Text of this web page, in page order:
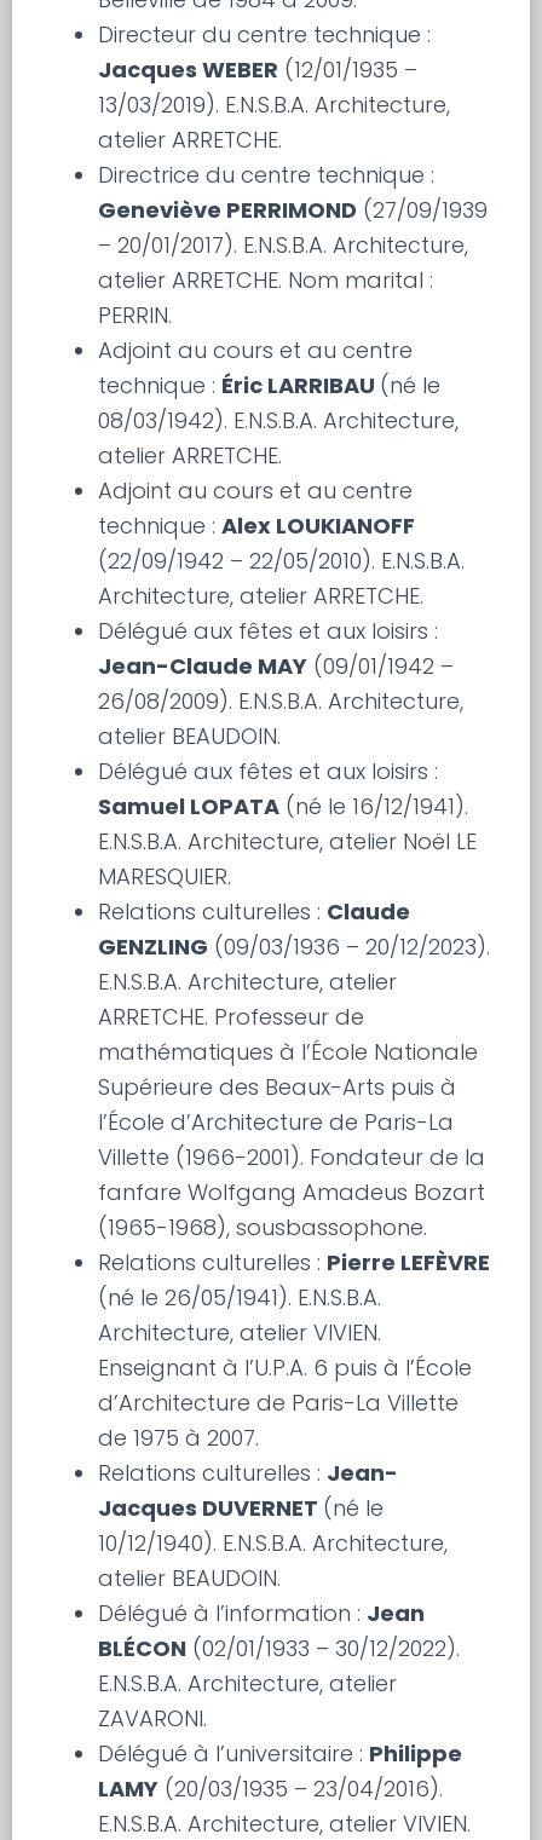
Directeur du centre technique :
Jacques WEBER (12/01/1935 –
13/03/2019). E.N.S.B.A. Architecture,
atelier ARRETCHE.
Directrice du centre technique :
Geneviève PERRIMOND (27/09/1939
– 20/01/2017). E.N.S.B.A. Architecture,
atelier ARRETCHE. Nom marital :
PERRIN.
Adjoint au cours et au centre
technique : Éric LARRIBAU (né le
08/03/1942). E.N.S.B.A. Architecture,
atelier ARRETCHE.
Adjoint au cours et au centre
technique :Alex LOUKIANOFF
(22/09/1942 – 22/05/2010). E.N.S.B.A.
Architecture, atelier ARRETCHE.
Délégué aux fêtes et aux loisirs :
Jean-Claude MAY (09/01/1942 –
26/08/2009). E.N.S.B.A. Architecture,
atelier BEAUDOIN.
Délégué aux fêtes et aux loisirs :
Samuel LOPATA (né le 16/12/1941).
E.N.S.B.A. Architecture, atelier Noël LE
MARESQUIER.
Relations culturelles : Claude
GENZLING (09/03/1936 – 20/12/2023).
E.N.S.B.A. Architecture, atelier
ARRETCHE. Professeur de
mathématiques à l’École Nationale
Supérieure des Beaux-Arts puis à
l’École d’Architecture de Paris-La
Villette (1966-2001). Fondateur de la
fanfare Wolfgang Amadeus Bozart
(1965-1968), sousbassophone.
Relations culturelles : Pierre LEFÈVRE
(né le 26/05/1941). E.N.S.B.A.
Architecture, atelier VIVIEN.
Enseignant à l’U.P.A. 6 puis à l’École
d’Architecture de Paris-La Villette
de 1975 à 2007.
Relations culturelles : Jean-
Jacques DUVERNET (né le
10/12/1940). E.N.S.B.A. Architecture,
atelier BEAUDOIN.
Délégué à l’information : Jean
BLÉCON (02/01/1933 – 30/12/2022).
E.N.S.B.A. Architecture, atelier
ZAVARONI.
Délégué à l’universitaire : Philippe
LAMY (20/03/1935 – 23/04/2016).
E.N.S.B.A. Architecture, atelier VIVIEN.